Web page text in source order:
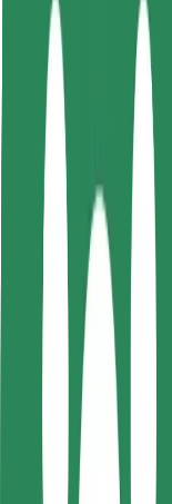
Sofőr
E-roller
Városok
Lokációk
Városi
Repülőtér
Bolt
Súgó
Utasoknak
Sofőröknek